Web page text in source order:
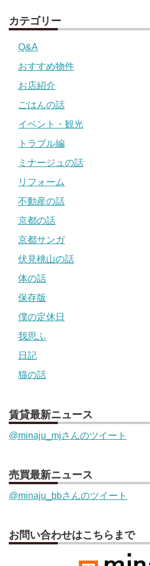
カテゴリー
Q&A
おすすめ物件
お店紹介
ごはんの話
イベント・観光
トラブル編
ミナージュの話
リフォーム
不動産の話
京都の話
京都サンガ
伏見桃山の話
体の話
保存版
僕の定休日
我思ふ
日記
猫の話
賃貸最新ニュース
@minaju_mjさんのツイート
売買最新ニュース
@minaju_bbさんのツイート
お問い合わせはこちらまで